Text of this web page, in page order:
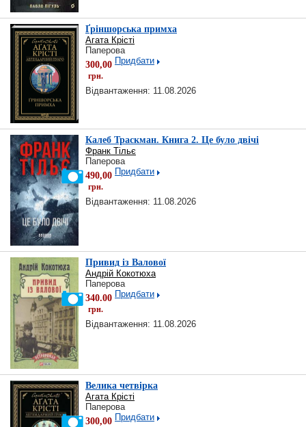
Ґріншорська примха
Агата Крісті
Паперова
300,00
грн.
Придбати
Відвантаження: 11.08.2026
Калеб Траскман. Книга 2. Це було двічі
Франк Тільє
Паперова
490,00
грн.
Придбати
Відвантаження: 11.08.2026
Привид із Валової
Андрій Кокотюха
Паперова
340.00
грн.
Придбати
Відвантаження: 11.08.2026
Велика четвірка
Агата Крісті
Паперова
300,00 Придбати